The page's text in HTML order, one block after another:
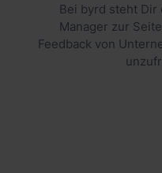
Bei byrd steht
Manager zur
Feedback von